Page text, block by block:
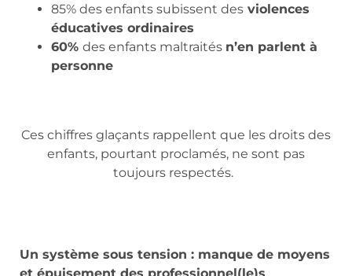
85% des enfants subissent des violences
éducatives ordinaires
60% des enfants maltraités n’en parlent à
personne
Ces chiffres glaçants rappellent que les droits des
enfants, pourtant proclamés, ne sont pas
toujours respectés.
Un système sous tension : manque de moyens
et épuisement des professionnel(le)s